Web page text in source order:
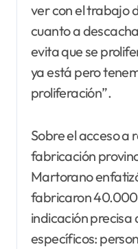
ver con el trabajo
cuanto a
evita que se
ya está pero
proliferación”.
Sobre el acceso a
fabricación
Martorano
fabricaron 40.000
indicación
específicos: